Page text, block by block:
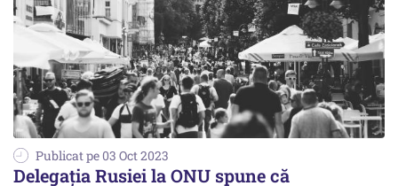
Publicat pe 03 Oct 2023
Delegaţia Rusiei la ONU spune că